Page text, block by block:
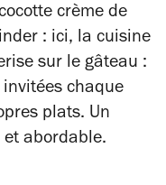
crème de
: ici, la cuisine
sur le gâteau :
chaque
plats. Un
et abordable.